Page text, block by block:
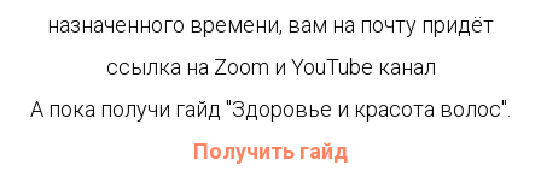
назначенного времени, вам на почту придёт
ссылка на Zoom и YouTube канал
А пока получи гайд "Здоровье и красота волос".
Получить гайд